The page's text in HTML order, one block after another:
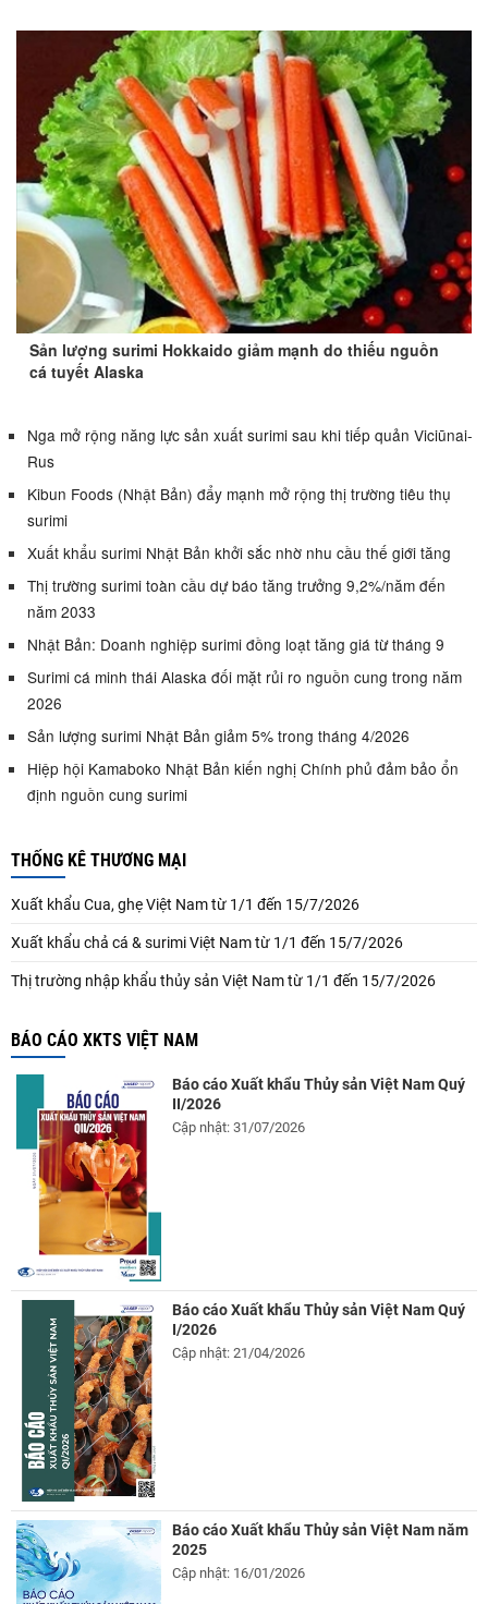
Sản lượng surimi Hokkaido giảm mạnh do thiếu nguồn
cá tuyết Alaska
Nga mở rộng năng lực sản xuất surimi sau khi tiếp quản Viciūnai-
Rus
Kibun Foods (Nhật Bản) đẩy mạnh mở rộng thị trường tiêu thụ
surimi
Xuất khẩu surimi Nhật Bản khởi sắc nhờ nhu cầu thế giới tăng
Thị trường surimi toàn cầu dự báo tăng trưởng 9,2%/năm đến
năm 2033
Nhật Bản: Doanh nghiệp surimi đồng loạt tăng giá từ tháng 9
Surimi cá minh thái Alaska đối mặt rủi ro nguồn cung trong năm
2026
Sản lượng surimi Nhật Bản giảm 5% trong tháng 4/2026
Hiệp hội Kamaboko Nhật Bản kiến nghị Chính phủ đảm bảo ổn
định nguồn cung surimi
THỐNG KÊ THƯƠNG MẠI
Xuất khẩu Cua, ghẹ Việt Nam từ 1/1 đến 15/7/2026
Xuất khẩu chả cá & surimi Việt Nam từ 1/1 đến 15/7/2026
Thị trường nhập khẩu thủy sản Việt Nam từ 1/1 đến 15/7/2026
BÁO CÁO XKTS VIỆT NAM
Báo cáo Xuất khẩu Thủy sản Việt Nam Quý
II/2026
Cập nhật: 31/07/2026
Báo cáo Xuất khẩu Thủy sản Việt Nam Quý
I/2026
Cập nhật: 21/04/2026
Báo cáo Xuất khẩu Thủy sản Việt Nam năm
2025
Cập nhật: 16/01/2026